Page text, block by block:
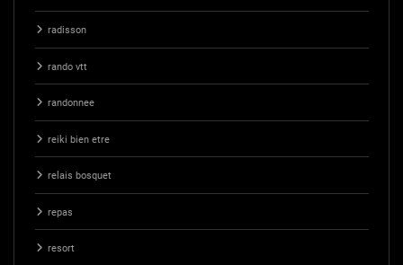
radisson
rando vtt
randonnee
reiki bien etre
relais bosquet
repas
resort